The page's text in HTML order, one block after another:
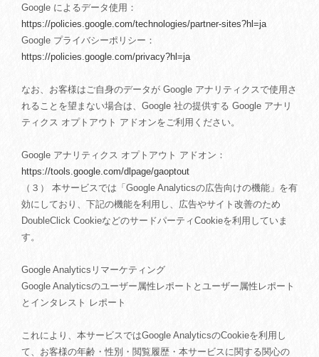
Google によるデータ使用：
https://policies.google.com/technologies/partner-sites?hl=ja
Google プライバシーポリシー：
https://policies.google.com/privacy?hl=ja
なお、お客様はご自身のデータが Google アナリティクスで使用さ
れることを望まない場合は、Google 社の提供する Google アナリ
ティクス オプトアウト アドオンをご利用ください。
Google アナリティクス オプトアウト アドオン：
https://tools.google.com/dlpage/gaoptout
（３） 本サービスでは「Google Analyticsの広告向けの機能」を有
効にしており、下記の機能を利用し、広告やサイト改善のため
DoubleClick CookieなどのサードパーティCookieを利用していま
す。
Google Analyticsリマーケティング
Google Analyticsのユーザー属性レポートとユーザー属性レポート
とインタレスト レポート
これにより、本サービスではGoogle AnalyticsのCookieを利用し
て、お客様の年齢・性別・閲覧履歴・本サービスに関する関心の